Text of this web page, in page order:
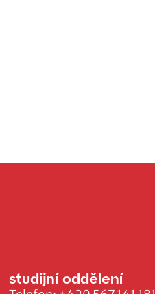
studijní oddělení